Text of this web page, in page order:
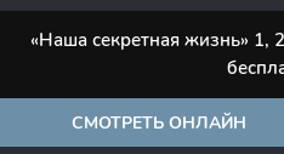
«Наша секретная жизнь» 1,
СМОТРЕТЬ ОНЛАЙН